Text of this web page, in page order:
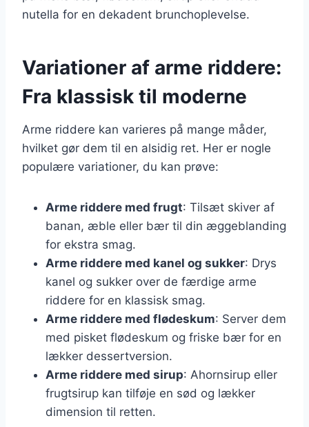
nutella for en dekadent brunchoplevelse.
Variationer af arme riddere:
Fra klassisk til moderne
Arme riddere kan varieres på mange måder,
hvilket gør dem til en alsidig ret. Her er nogle
populære variationer, du kan prøve:
Arme riddere med frugt: Tilsæt skiver af
banan, æble eller bær til din æggeblanding
for ekstra smag.
Arme riddere med kanel og sukker: Drys
kanel og sukker over de færdige arme
riddere for en klassisk smag.
Arme riddere med flødeskum: Server dem
med pisket flødeskum og friske bær for en
lækker dessertversion.
Arme riddere med sirup: Ahornsirup eller
frugtsirup kan tilføje en sød og lækker
dimension til retten.